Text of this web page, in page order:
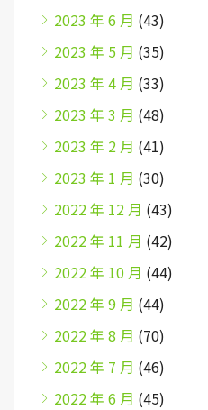
2023 年 6 月 (43)
2023 年 5 月 (35)
2023 年 4 月 (33)
2023 年 3 月 (48)
2023 年 2 月 (41)
2023 年 1 月 (30)
2022 年 12 月 (43)
2022 年 11 月 (42)
2022 年 10 月 (44)
2022 年 9 月 (44)
2022 年 8 月 (70)
2022 年 7 月 (46)
2022 年 6 月 (45)